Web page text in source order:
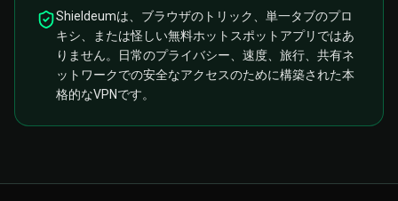
Shieldeumは、ブラウザのトリック、単一タブのプロ
キシ、または怪しい無料ホットスポットアプリではあ
りません。日常のプライバシー、速度、旅行、共有ネ
ットワークでの安全なアクセスのために構築された本
格的なVPNです。